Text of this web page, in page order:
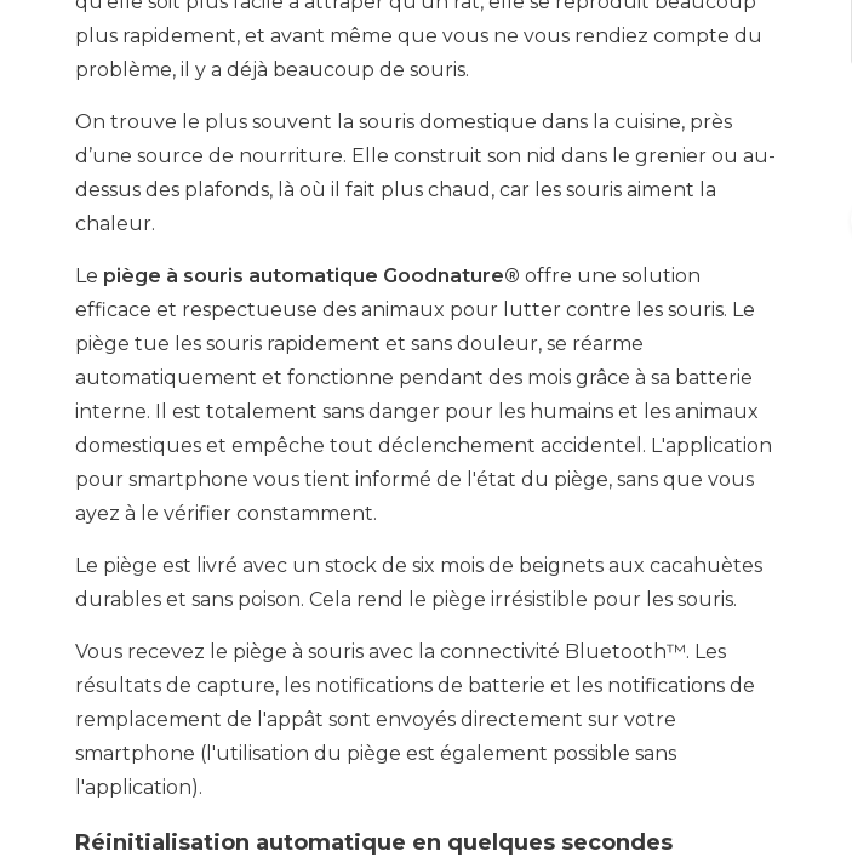
plus rapidement, et avant même que vous ne vous rendiez compte du
problème, il y a déjà beaucoup de souris.
On trouve le plus souvent la souris domestique dans la cuisine, près
d’une source de nourriture. Elle construit son nid dans le grenier ou au-
dessus des plafonds, là où il fait plus chaud, car les souris aiment la
chaleur.
Le piège à souris automatique Goodnature® offre une solution
efficace et respectueuse des animaux pour lutter contre les souris. Le
piège tue les souris rapidement et sans douleur, se réarme
automatiquement et fonctionne pendant des mois grâce à sa batterie
interne. Il est totalement sans danger pour les humains et les animaux
domestiques et empêche tout déclenchement accidentel. L'application
pour smartphone vous tient informé de l'état du piège, sans que vous
ayez à le vérifier constamment.
Le piège est livré avec un stock de six mois de beignets aux cacahuètes
durables et sans poison. Cela rend le piège irrésistible pour les souris.
Vous recevez le piège à souris avec la connectivité Bluetooth™. Les
résultats de capture, les notifications de batterie et les notifications de
remplacement de l'appât sont envoyés directement sur votre
smartphone (l'utilisation du piège est également possible sans
l'application).
Réinitialisation automatique en quelques secondes